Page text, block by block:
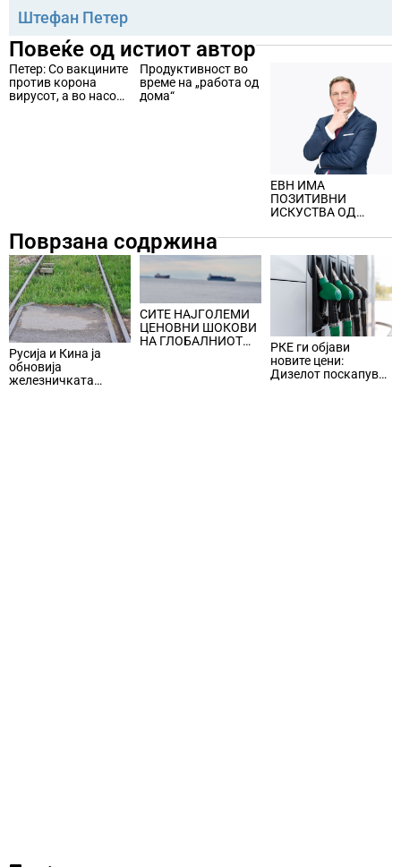
Штефан Петер
Повеќе од истиот автор
Петер: Со вакцините
против корона
вирусот, а во насока
Продуктивност во
време на „работа од
дома“
ЕВН ИМА
ПОЗИТИВНИ
ИСКУСТВА ОД
НА ПАЗАРОТ НА
СТРУЈА
Поврзана содржина
Русија и Кина ја
обновија
железничката
СИТЕ НАЈГОЛЕМИ
ЦЕНОВНИ ШОКОВИ
НА ГЛОБАЛНИОТ
РКЕ ги објави
новите цени:
Дизелот поскапува